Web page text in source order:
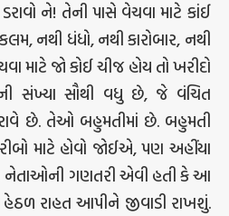
ને! તેની પાસે વેચવા માટે કાંઈ
નથી ધંધો, નથી કારોબાર, નથી
માટે જો કોઈ ચીજ હોય તો ખરીદો
સંખ્યા સૌથી વધુ છે, જે વંચિત
છે. તેઓ બહુમતીમાં છે. બહુમતી
માટે હોવો જોઈએ, પણ અહીંયા
નેતાઓની ગણતરી એવી હતી કે આ
રાહત આપીને જીવાડી રાખશું.